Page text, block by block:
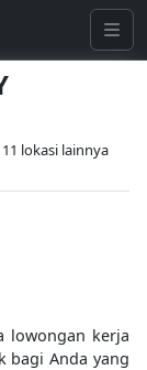
lokasi lainnya
lowongan kerja
bagi Anda yang